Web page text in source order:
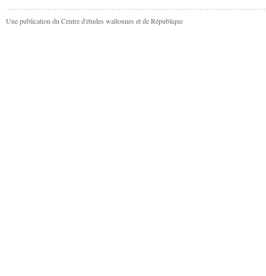
Une publication du Centre d'études wallonnes et de République